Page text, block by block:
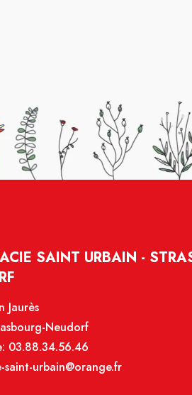
SAINT URBAIN -
Jaurès
Neudorf
03.88.34.56.46
saint-urbain@orange.fr